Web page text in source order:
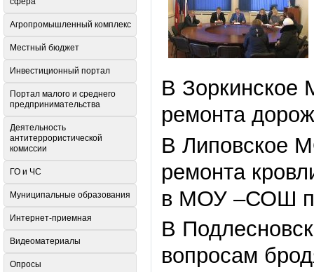
В Зоркинское
ремонта
В Липовское
ремонта
в МОУ –СОШ
В
вопросам
Агропромышленный комплекс
Местный бюджет
Инвестиционный портал
Портал малого и среднего
предпринимательства
Деятельность
антитеррористической
комиссии
ГО и ЧС
Муниципальные образования
Интернет-приемная
Видеоматериалы
Опросы